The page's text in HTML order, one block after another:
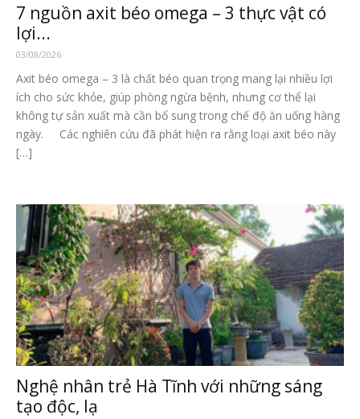
7 nguồn axit béo omega – 3 thực vật có
lợi...
03/08/2026
Axit béo omega – 3 là chất béo quan trọng mang lại nhiều lợi
ích cho sức khỏe, giúp phòng ngừa bệnh, nhưng cơ thể lại
không tự sản xuất mà cần bổ sung trong chế độ ăn uống hàng
ngày. Các nghiên cứu đã phát hiện ra rằng loại axit béo này
[…]
Nghệ nhân trẻ Hà Tĩnh với những sáng
tạo độc, lạ